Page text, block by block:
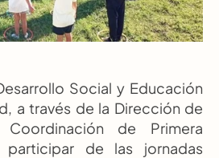
Social y Educación
a través de la Dirección de
de Primera
participar de las jornadas